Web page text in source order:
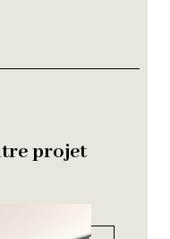
projet